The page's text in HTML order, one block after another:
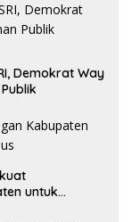
Demokrat Way
untuk